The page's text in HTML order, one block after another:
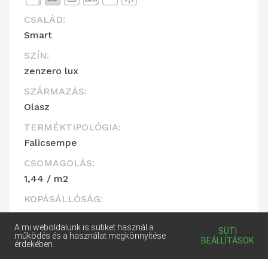
CSALÁD:
Smart
SZÍN:
zenzero lux
SZÁRMAZÁS:
Olasz
TERMÉKTIPOLÓGIA:
Falicsempe
CSOMAGOLÁS:
1,44 / m2
KOPÁSÁLLÓSÁG:
-
FELÜLET:
Fényes felület
A mi weboldalunk is sütiket használ a
működés és a használat megkönnyítése
érdekében.
SÜTI
BEÁLLÍTÁSOK